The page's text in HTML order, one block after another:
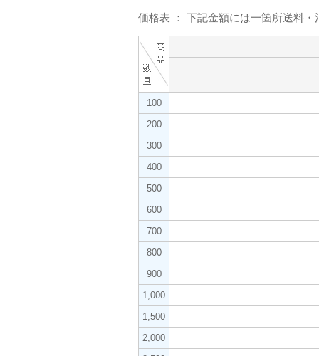
価格表 ： 下記金額には一箇所送料
100
200
300
400
500
600
700
800
900
1,000
1,500
2,000